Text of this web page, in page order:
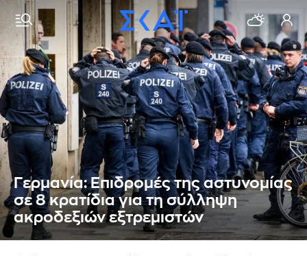
Γερμανία: Επιδρομές της αστυνομίας
σε 8 κρατίδια για τη σύλληψη
ακροδεξιών εξτρεμιστών